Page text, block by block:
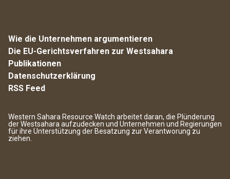
Wie die Unternehmen argumentieren
Die EU-Gerichtsverfahren zur Westsahara
Publikationen
Datenschutzerklärung
RSS Feed
Western Sahara Resource Watch arbeitet daran, die Plünderung
der Westsahara aufzudecken und Unternehmen und Regierungen
für ihre Unterstützung der Besatzung zur Verantworung zu
ziehen.